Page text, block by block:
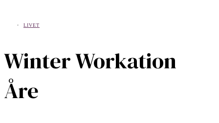
LIVET
Winter Workation
Åre